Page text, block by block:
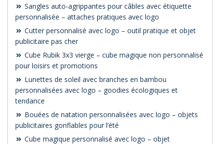
Sangles auto-agrippantes pour câbles avec étiquette
personnalisée – attaches pratiques avec logo
Cutter personnalisé avec logo – outil pratique et objet
publicitaire pas cher
Cube Rubik 3x3 vierge – cube magique non personnalisé
pour loisirs et promotions
Lunettes de soleil avec branches en bambou
personnalisées avec logo – goodies écologiques et
tendance
Bouées de natation personnalisées avec logo – objets
publicitaires gonflables pour l’été
Cube magique personnalisé avec logo – objet